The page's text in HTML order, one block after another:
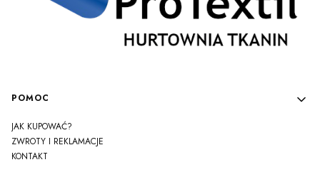
Linki w stopce
POMOC
JAK KUPOWAĆ?
ZWROTY I REKLAMACJE
KONTAKT